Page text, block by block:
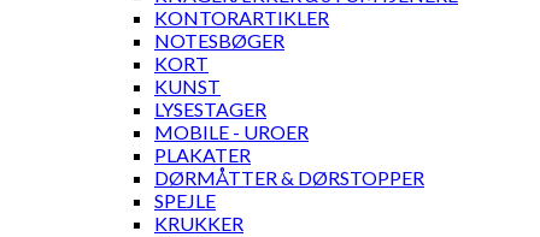
KONTORARTIKLER
NOTESBØGER
KORT
KUNST
LYSESTAGER
MOBILE - UROER
PLAKATER
DØRMÅTTER & DØRSTOPPER
SPEJLE
KRUKKER